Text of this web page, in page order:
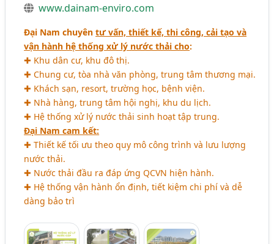
www.dainam-enviro.com
Đại Nam chuyêntư vấn, thiết kế, thi công, cải tạo và
vận hành hệ thống xử lý nước thải cho:
✚ Khu dân cư, khu đô thị.
✚ Chung cư, tòa nhà văn phòng, trung tâm thương mại.
✚ Khách sạn, resort, trường học, bệnh viện.
✚ Nhà hàng, trung tâm hội nghị, khu du lịch.
✚ Hệ thống xử lý nước thải sinh hoạt tập trung.
Đại Nam cam kết:
✚ Thiết kế tối ưu theo quy mô công trình và lưu lượng
nước thải.
✚ Nước thải đầu ra đáp ứng QCVN hiện hành.
✚ Hệ thống vận hành ổn định, tiết kiệm chi phí và dễ
dàng bảo trì